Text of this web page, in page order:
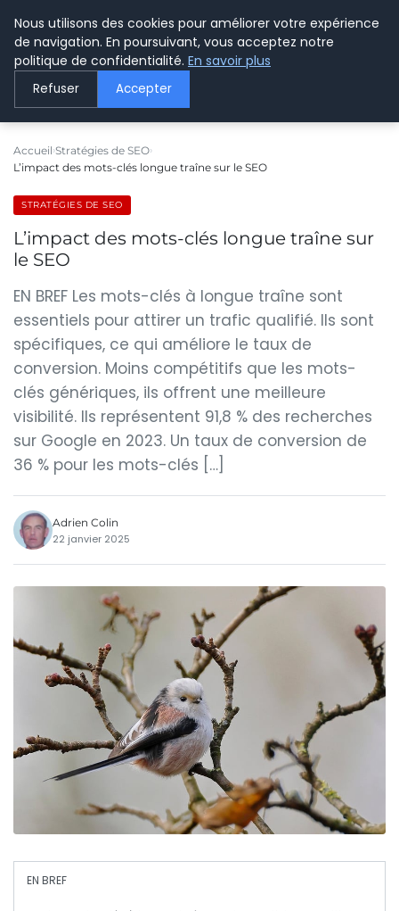
LE WEBMARKETING
Accueil Stratégies de SEO
L’impact des mots-clés longue traîne sur le SEO
STRATÉGIES DE SEO
L’impact des mots-clés longue traîne sur
le SEO
EN BREF Les mots-clés à longue traîne sont
essentiels pour attirer un trafic qualifié. Ils sont
spécifiques, ce qui améliore le taux de
conversion. Moins compétitifs que les mots-
clés génériques, ils offrent une meilleure
visibilité. Ils représentent 91,8 % des recherches
sur Google en 2023. Un taux de conversion de
36 % pour les mots-clés […]
Adrien Colin
22 janvier 2025
EN BREF
Nous utilisons des cookies pour améliorer votre expérience
de navigation. En poursuivant, vous acceptez notre
politique de confidentialité. En savoir plus
Refuser Accepter